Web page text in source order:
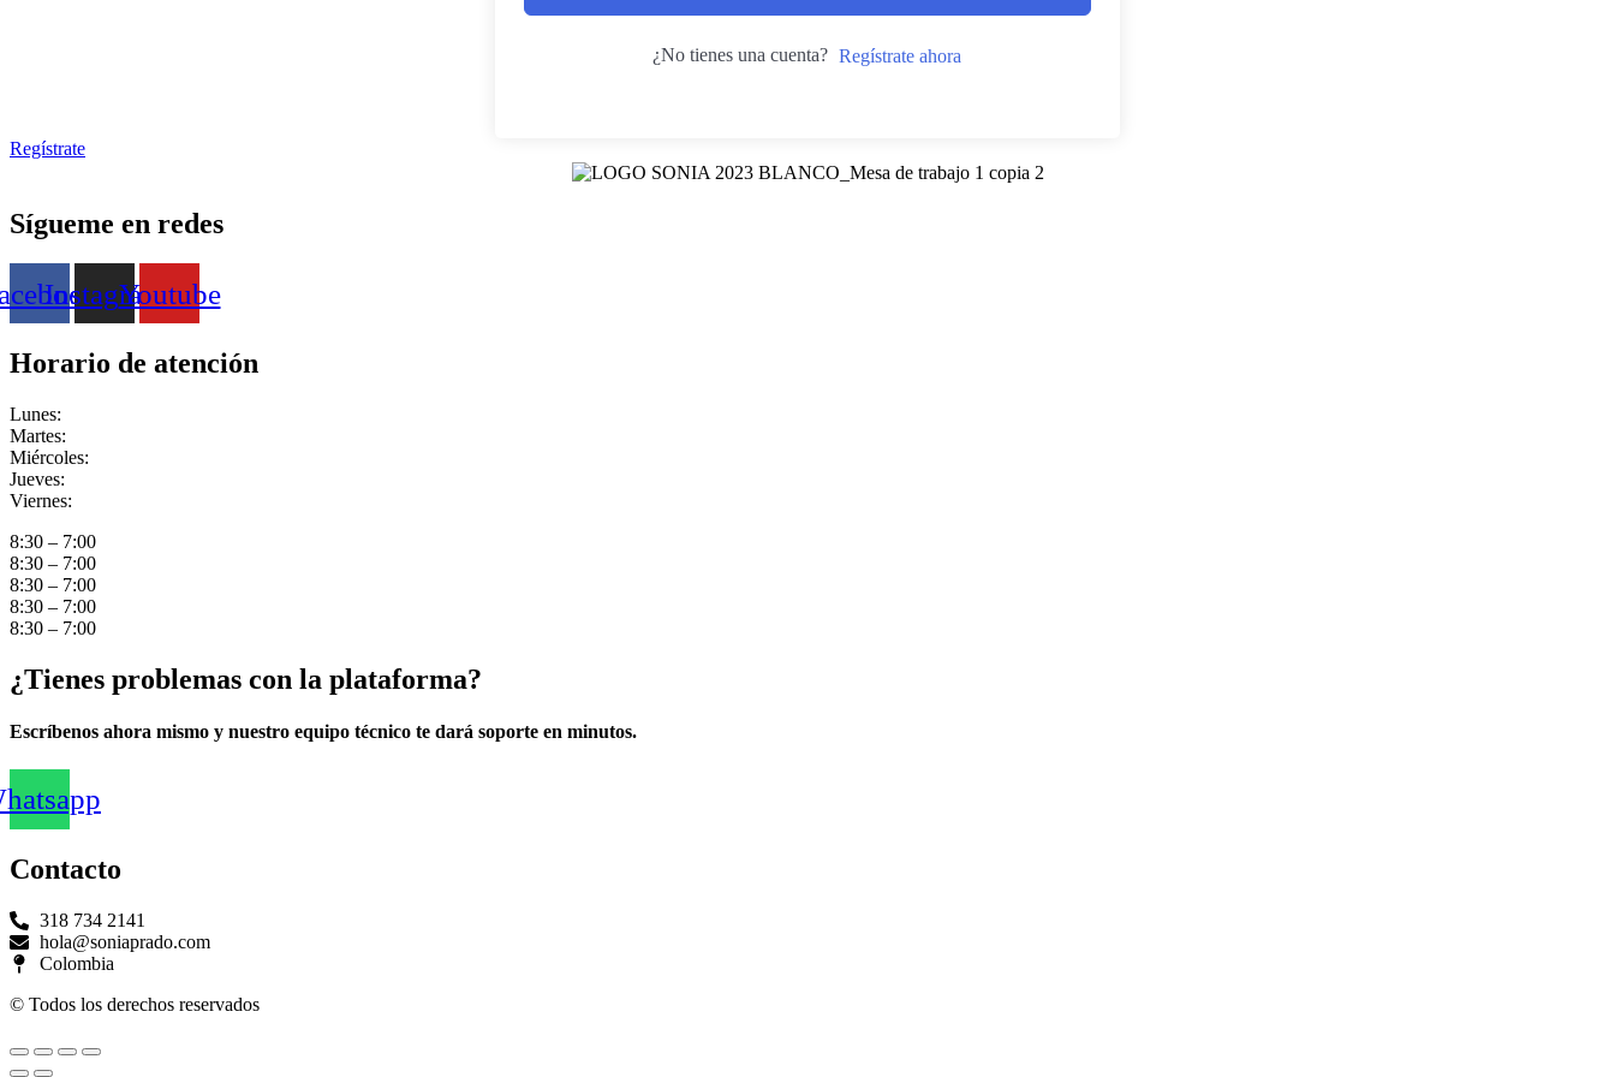
¿No tienes una cuenta? Regístrate ahora
Regístrate
Sígueme en redes
InstagramYoutube
Horario de atención
Lunes:
Martes:
Miércoles:
Jueves:
Viernes:
8:30 – 7:00
8:30 – 7:00
8:30 – 7:00
8:30 – 7:00
8:30 – 7:00
¿Tienes problemas con la plataforma?
Escríbenos ahora mismo y nuestro equipo técnico te dará soporte en minutos.
Contacto
318 734 2141
hola@soniaprado.com
Colombia
© Todos los derechos reservados